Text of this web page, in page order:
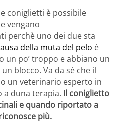
coniglietti è possibile
vengano
perchè uno dei due sta
della muta del pelo è
un po’ troppo e abbiano un
blocco. Va da sè che il
un veterinario esperto in
a duna terapia. Il coniglietto
e quando riportato a
più.